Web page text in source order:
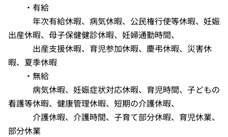
・有給
年次有給休暇、病気休暇、公民権行使等休暇、妊娠
出産休暇、母子保健健診休暇、妊婦通勤時間、
出産支援休暇、育児参加休暇、慶弔休暇、災害休
暇、夏季休暇
・無給
病気休暇、妊娠症状対応休暇、育児時間、子どもの
看護等休暇、健康管理休暇、短期の介護休暇、
介護休暇、介護時間、子育て部分休暇、育児休業、
部分休業